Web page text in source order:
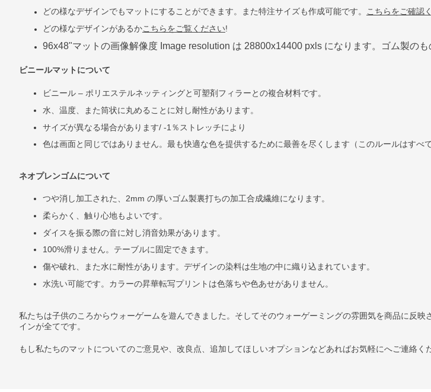
どの様なデザインでもマットにすることができます。また特注サイズも作成可能です。
こちらをご確認
どの様なデザインがあるかこちらをご覧ください!
96x48"マットの画像解像度 Image resolution は 28800x14400 pxls になります。ゴム製のも
ビニールマットについて
ビニール – ポリエステルネッティングと可塑剤フィラーとの複合材料です。
水、温度、また筒状に丸めることに対し耐性があります。
サイズが異なる場合があります/ -1％ストレッチにより
色は画面と同じではありません。最も快適な色を提供するために最善を尽くします（このルールはすべ
ネオプレンゴムについて
つや消し加工された、 2mm の厚いゴム製裏打ちの加工合成繊維になります。
柔らかく、触り心地もよいです。
ダイスを振る際の音に対し消音効果があります。
100%滑りません。テーブルに固定できます。
傷や破れ、また水に耐性があります。デザインの染料は生地の中に織り込まれています。
水洗い可能です。カラーの昇華転写プリントは色落ちや色あせがありません。
私たちは子供のころからウォーゲームを遊んできました。そしてそのウォーゲーミングの雰囲気を商品に反
インが全てです。
もし私たちのマットについてのご意見や、改良点、追加してほしいオプションなどあればお気軽にへご連絡く